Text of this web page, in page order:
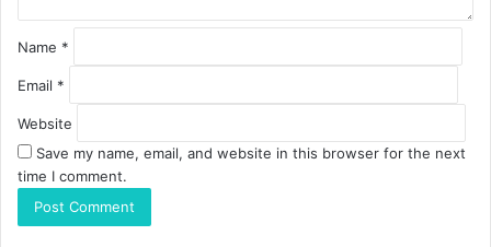
Name *
Email *
Website
Save my name, email, and website in this browser for the next
time I comment.